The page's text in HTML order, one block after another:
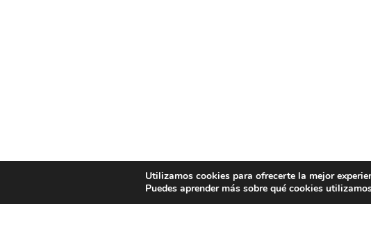
Utilizamos cookies para ofrecerte la mejor
Puedes aprender más sobre qué cookies